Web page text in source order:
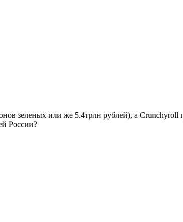
зеленых или же 5.4трлн рублей), а
России?